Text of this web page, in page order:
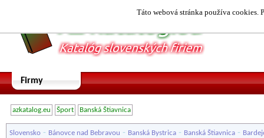
Táto webová stránka používa cookies.
Firmy
azkatalog.eu Šport Banská Štiavnica
Slovensko - Bánovce nad Bebravou - Banská Bystrica - Banská Štiavnica -